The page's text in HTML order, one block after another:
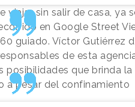
viajar sin salir de casa, ya
en Google Street
guiado. Víctor Gutiérrez
de esta
posibilidades que brinda
a pesar del confinamiento